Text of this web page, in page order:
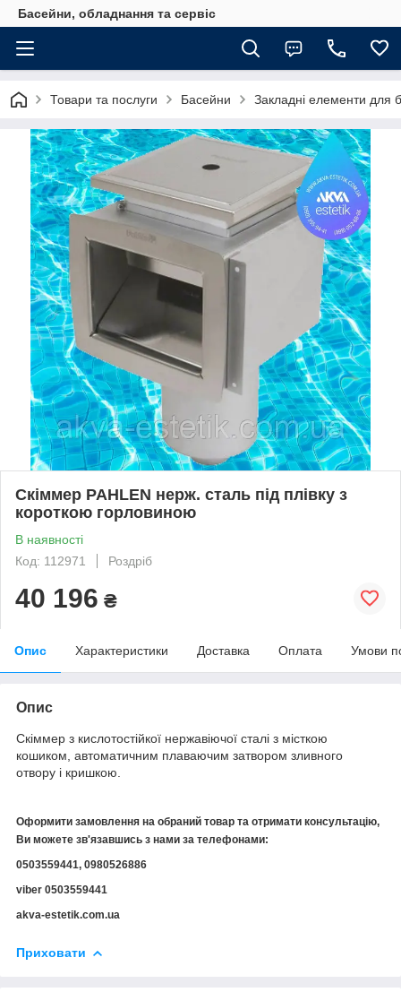
Басейни, обладнання та сервіс
Товари та послуги Басейни Закладні елементи для
Скіммер PAHLEN нерж. сталь під плівку з
короткою горловиною
В наявності
Код: 112971
Роздріб
40 196 ₴
Опис Характеристики Доставка Оплата Умови
Опис
Скіммер з кислотостійкої нержавіючої сталі з місткою
кошиком, автоматичним плаваючим затвором зливного
отвору і кришкою.
Оформити замовлення на обраний товар та отримати консультацію,
Ви можете зв'язавшись з нами за телефонами:
0503559441, 0980526886
viber 0503559441
akva-estetik.com.ua
Приховати